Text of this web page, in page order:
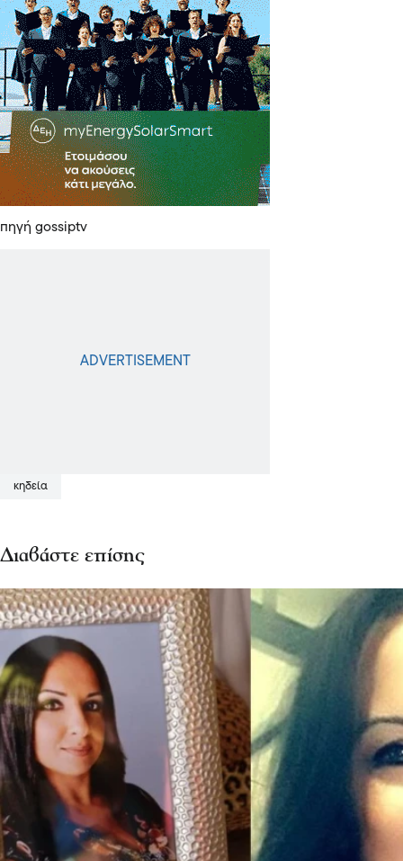
πηγή gossiptv
κηδεία
Διαβάστε επίσης